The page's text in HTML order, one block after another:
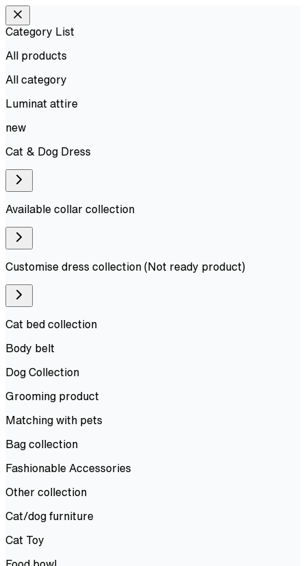
Category List
All products
All category
Luminat attire
new
Cat & Dog Dress
Available collar collection
Customise dress collection (Not ready product)
Cat bed collection
Body belt
Dog Collection
Grooming product
Matching with pets
Bag collection
Fashionable Accessories
Other collection
Cat/dog furniture
Cat Toy